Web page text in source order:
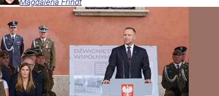
Magdalena Frindt